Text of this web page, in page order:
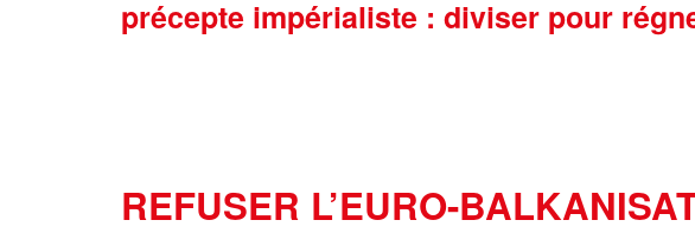
précepte impérialiste : diviser pour
REFUSER L’EURO-